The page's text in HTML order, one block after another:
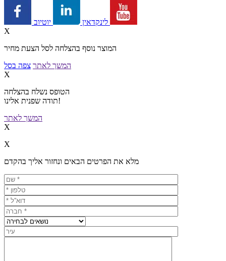
לינקדאין
X
המוצר נוסף בהצלחה לסל הצעת מחיר
המשך לאתר צפה בסל
X
הטופס נשלח בהצלחה
תודה שפנית אלינו!
המשך לאתר
X
X
מלא את הפרטים הבאים ונחזור אליך בהקדם